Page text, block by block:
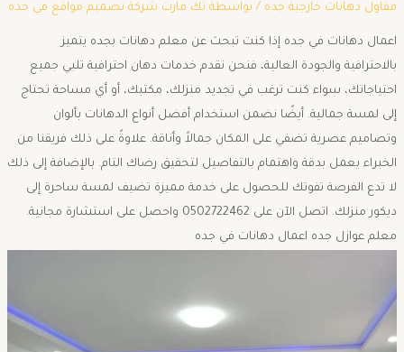
مقاول دهانات خارجية جده / بواسطة تك مارت شركة تصميم مواقع في جده
اعمال دهانات في جده إذا كنت تبحث عن معلم دهانات بجده يتميز
بالاحترافية والجودة العالية، فنحن نقدم خدمات دهان احترافية تلبي جميع
احتياجاتك، سواء كنت ترغب في تجديد منزلك، مكتبك، أو أي مساحة تحتاج
إلى لمسة جمالية. أيضًا نضمن استخدام أفضل أنواع الدهانات بألوان
وتصاميم عصرية تضفي على المكان جمالاً وأناقة. علاوةً على ذلك فريقنا من
الخبراء يعمل بدقة واهتمام بالتفاصيل لتحقيق رضاك التام. بالإضافة إلى ذلك
لا تدع الفرصة تفوتك للحصول على خدمة مميزة تضيف لمسة ساحرة إلى
ديكور منزلك. اتصل الآن على 0502722462 واحصل على استشارة مجانية.
معلم عوازل جده اعمال دهانات في جده